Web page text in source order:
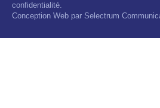
confidentialité.
Conception Web par Selectrum